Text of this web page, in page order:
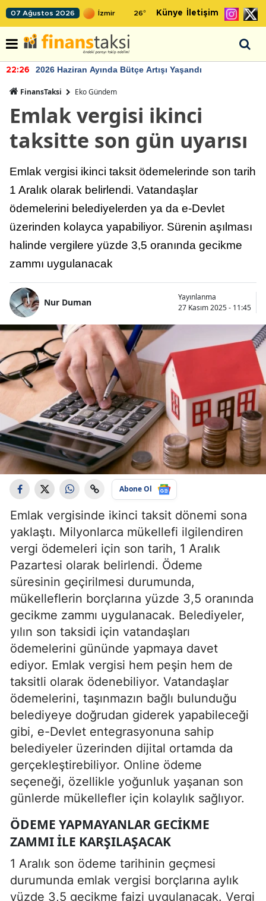
07 Ağustos 2026 26° Künye İletişim
22:26 2026 Haziran Ayında Bütçe Artışı Yaşandı
FinansTaksi Eko Gündem
Emlak vergisi ikinci
taksitte son gün uyarısı
Emlak vergisi ikinci taksit ödemelerinde son tarih
1 Aralık olarak belirlendi. Vatandaşlar
ödemelerini belediyelerden ya da e-Devlet
üzerinden kolayca yapabiliyor. Sürenin aşılması
halinde vergilere yüzde 3,5 oranında gecikme
zammı uygulanacak
Nur Duman
Yayınlanma
27 Kasım 2025 - 11:45
Abone Ol
Emlak vergisinde ikinci taksit dönemi sona
yaklaştı. Milyonlarca mükellefi ilgilendiren
vergi ödemeleri için son tarih, 1 Aralık
Pazartesi olarak belirlendi. Ödeme
süresinin geçirilmesi durumunda,
mükelleflerin borçlarına yüzde 3,5 oranında
gecikme zammı uygulanacak. Belediyeler,
yılın son taksidi için vatandaşları
ödemelerini gününde yapmaya davet
ediyor. Emlak vergisi hem peşin hem de
taksitli olarak ödenebiliyor. Vatandaşlar
ödemelerini, taşınmazın bağlı bulunduğu
belediyeye doğrudan giderek yapabileceği
gibi, e-Devlet entegrasyonuna sahip
belediyeler üzerinden dijital ortamda da
gerçekleştirebiliyor. Online ödeme
seçeneği, özellikle yoğunluk yaşanan son
günlerde mükellefler için kolaylık sağlıyor.
ÖDEME YAPMAYANLAR GECIKME
ZAMMI ILE KARŞILAŞACAK
1 Aralık son ödeme tarihinin geçmesi
durumunda emlak vergisi borçlarına aylık
yüzde 3,5 gecikme faizi uygulanacak. Vergi